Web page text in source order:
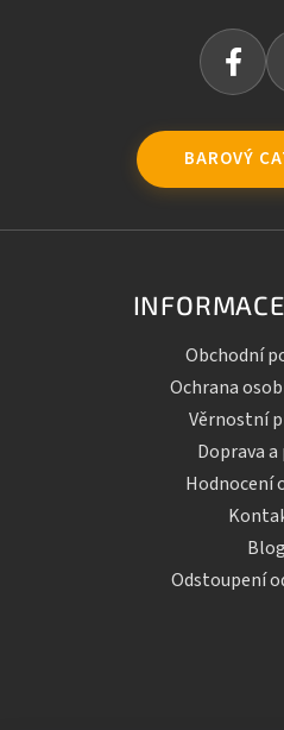
BAROVÝ
Obchodní
Ochrana
Věrnostní
Doprava
Hodnocení
Blog
Odstoupení